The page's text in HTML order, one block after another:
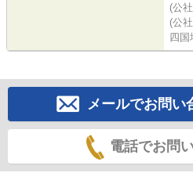
(公
(公
四
メールでお問い
電話でお問